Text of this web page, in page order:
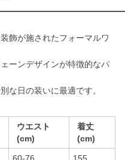
飾が施されたフォーマルワ
ーンデザインが特徴的なパ
な日の装いに最適です。
ウエスト
(cm)
着丈
(cm)